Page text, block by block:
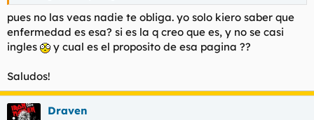
pues no las veas nadie te obliga. yo solo kiero saber que
enfermedad es esa? si es la q creo que es, y no se casi
ingles
y cual es el proposito de esa pagina ??
Saludos!
Draven